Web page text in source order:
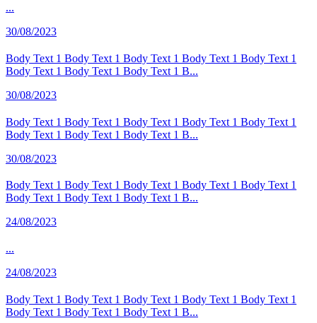
...
30/08/2023
Body Text 1 Body Text 1 Body Text 1 Body Text 1 Body Text 1
Body Text 1 Body Text 1 Body Text 1 B...
30/08/2023
Body Text 1 Body Text 1 Body Text 1 Body Text 1 Body Text 1
Body Text 1 Body Text 1 Body Text 1 B...
30/08/2023
Body Text 1 Body Text 1 Body Text 1 Body Text 1 Body Text 1
Body Text 1 Body Text 1 Body Text 1 B...
24/08/2023
...
24/08/2023
Body Text 1 Body Text 1 Body Text 1 Body Text 1 Body Text 1
Body Text 1 Body Text 1 Body Text 1 B...